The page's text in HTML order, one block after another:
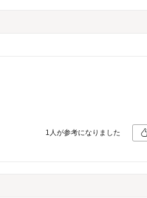
1 人が参考になりました